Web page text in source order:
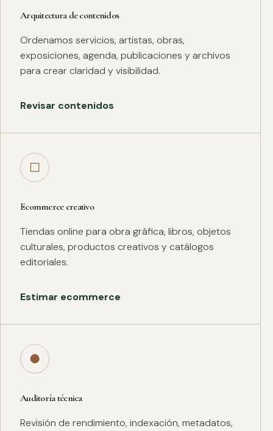
Arquitectura de contenidos
Ordenamos servicios, artistas, obras,
exposiciones, agenda, publicaciones y archivos
para crear claridad y visibilidad.
Revisar contenidos
□
Ecommerce creativo
Tiendas online para obra gráfica, libros, objetos
culturales, productos creativos y catálogos
editoriales.
Estimar ecommerce
●
Auditoría técnica
Revisión de rendimiento, indexación, metadatos,